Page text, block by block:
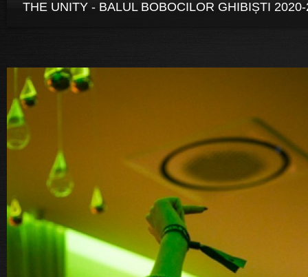
THE UNITY - BALUL BOBOCILOR GHIBIȘTI